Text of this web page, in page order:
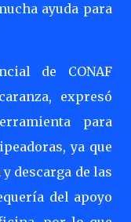
ayuda para
de CONAF
expresó
para
ya que
descarga de las
del apoyo